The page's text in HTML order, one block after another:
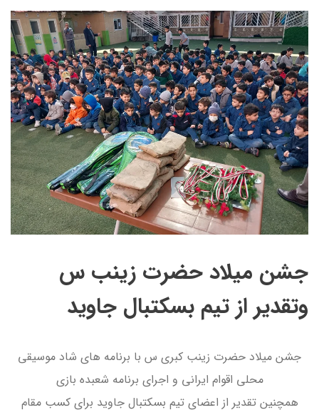
جشن میلاد حضرت زینب س
وتقدیر از تیم بسکتبال جاوید
جشن میلاد حضرت زینب کبری س با برنامه های شاد موسیقی
محلی اقوام ایرانی و اجرای برنامه شعبده بازی
همچنین تقدیر از اعضای تیم بسکتبال جاوید برای کسب مقام